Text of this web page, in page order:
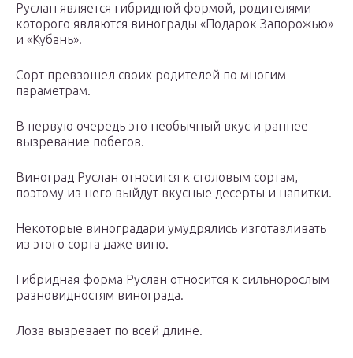
Руслан является гибридной формой, родителями
которого являются винограды «Подарок Запорожью»
и «Кубань».
Сорт превзошел своих родителей по многим
параметрам.
В первую очередь это необычный вкус и раннее
вызревание побегов.
Виноград Руслан относится к столовым сортам,
поэтому из него выйдут вкусные десерты и напитки.
Некоторые виноградари умудрялись изготавливать
из этого сорта даже вино.
Гибридная форма Руслан относится к сильнорослым
разновидностям винограда.
Лоза вызревает по всей длине.